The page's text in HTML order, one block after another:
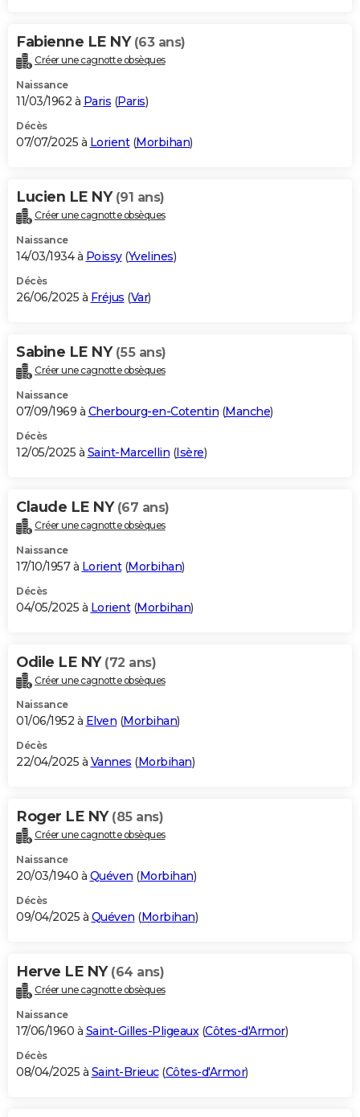
Fabienne LE NY (63 ans)
Créer une cagnotte obsèques
Naissance
11/03/1962 à Paris (Paris)
Décès
07/07/2025 à Lorient(Morbihan)
Lucien LE NY (91 ans)
Créer une cagnotte obsèques
Naissance
14/03/1934 à Poissy(Yvelines)
Décès
26/06/2025 à Fréjus (Var)
Sabine LE NY (55 ans)
Créer une cagnotte obsèques
Naissance
07/09/1969 à Cherbourg-en-Cotentin (Manche)
Décès
12/05/2025 à Saint-Marcellin (Isère)
Claude LE NY (67 ans)
Créer une cagnotte obsèques
Naissance
17/10/1957 à Lorient(Morbihan)
Décès
04/05/2025 à Lorient(Morbihan)
Odile LE NY (72 ans)
Créer une cagnotte obsèques
Naissance
01/06/1952 à Elven (Morbihan)
Décès
22/04/2025 à Vannes (Morbihan)
Roger LE NY (85 ans)
Créer une cagnotte obsèques
Naissance
20/03/1940 à Quéven (Morbihan)
Décès
09/04/2025 à Quéven (Morbihan)
Herve LE NY (64 ans)
Créer une cagnotte obsèques
Naissance
17/06/1960 à Saint-Gilles-Pligeaux(Côtes-d'Armor)
Décès
08/04/2025 à Saint-Brieuc(Côtes-d'Armor)